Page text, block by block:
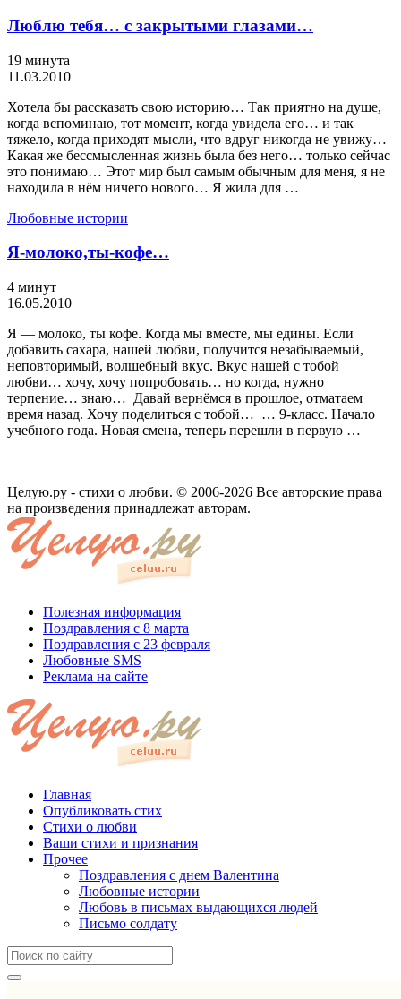
Люблю тебя… с закрытыми глазами…
19 минута
11.03.2010
Хотела бы рассказать свою историю… Так приятно на душе,
когда вспоминаю, тот момент, когда увидела его… и так
тяжело, когда приходят мысли, что вдруг никогда не увижу…
Какая же бессмысленная жизнь была без него… только сейчас
это понимаю… Этот мир был самым обычным для меня, я не
находила в нём ничего нового… Я жила для …
Любовные истории
Я-молоко,ты-кофе…
4 минут
16.05.2010
Я — молоко, ты кофе. Когда мы вместе, мы едины. Если
добавить сахара, нашей любви, получится незабываемый,
неповторимый, волшебный вкус. Вкус нашей с тобой
любви… хочу, хочу попробовать… но когда, нужно
терпение… знаю… Давай вернёмся в прошлое, отматаем
время назад. Хочу поделиться с тобой… … 9-класс. Начало
учебного года. Новая смена, теперь перешли в первую …
Целую.ру - стихи о любви. © 2006-2026 Все авторские права
на произведения принадлежат авторам.
Полезная информация
Поздравления с 8 марта
Поздравления с 23 февраля
Любовные SMS
Реклама на сайте
Главная
Опубликовать стих
Стихи о любви
Ваши стихи и признания
Прочее
Поздравления с днем Валентина
Любовные истории
Любовь в письмах выдающихся людей
Письмо солдату